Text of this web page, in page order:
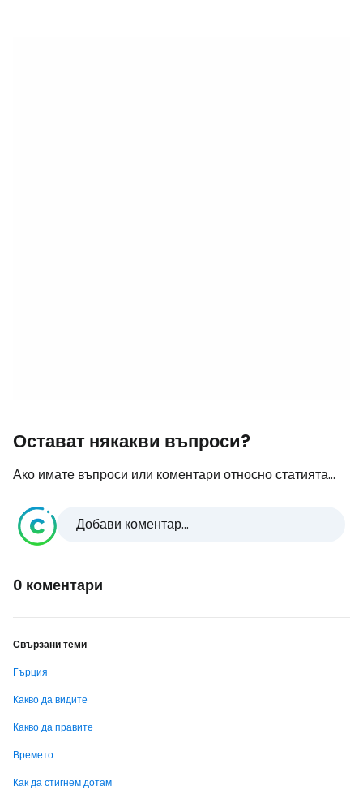
Остават някакви въпроси?
Ако имате въпроси или коментари относно статията...
Добави коментар...
0 коментари
Свързани теми
Гърция
Какво да видите
Какво да правите
Времето
Как да стигнем дотам